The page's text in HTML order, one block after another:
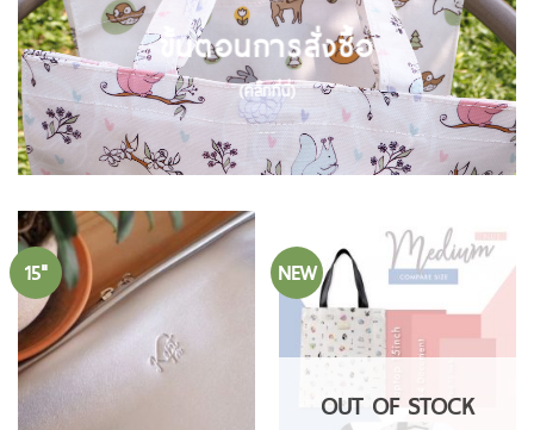
ขั้นตอนการสั่งซื้อ
(คลิ๊กที่นี่)
___
15" NEW
OUT OF STOCK